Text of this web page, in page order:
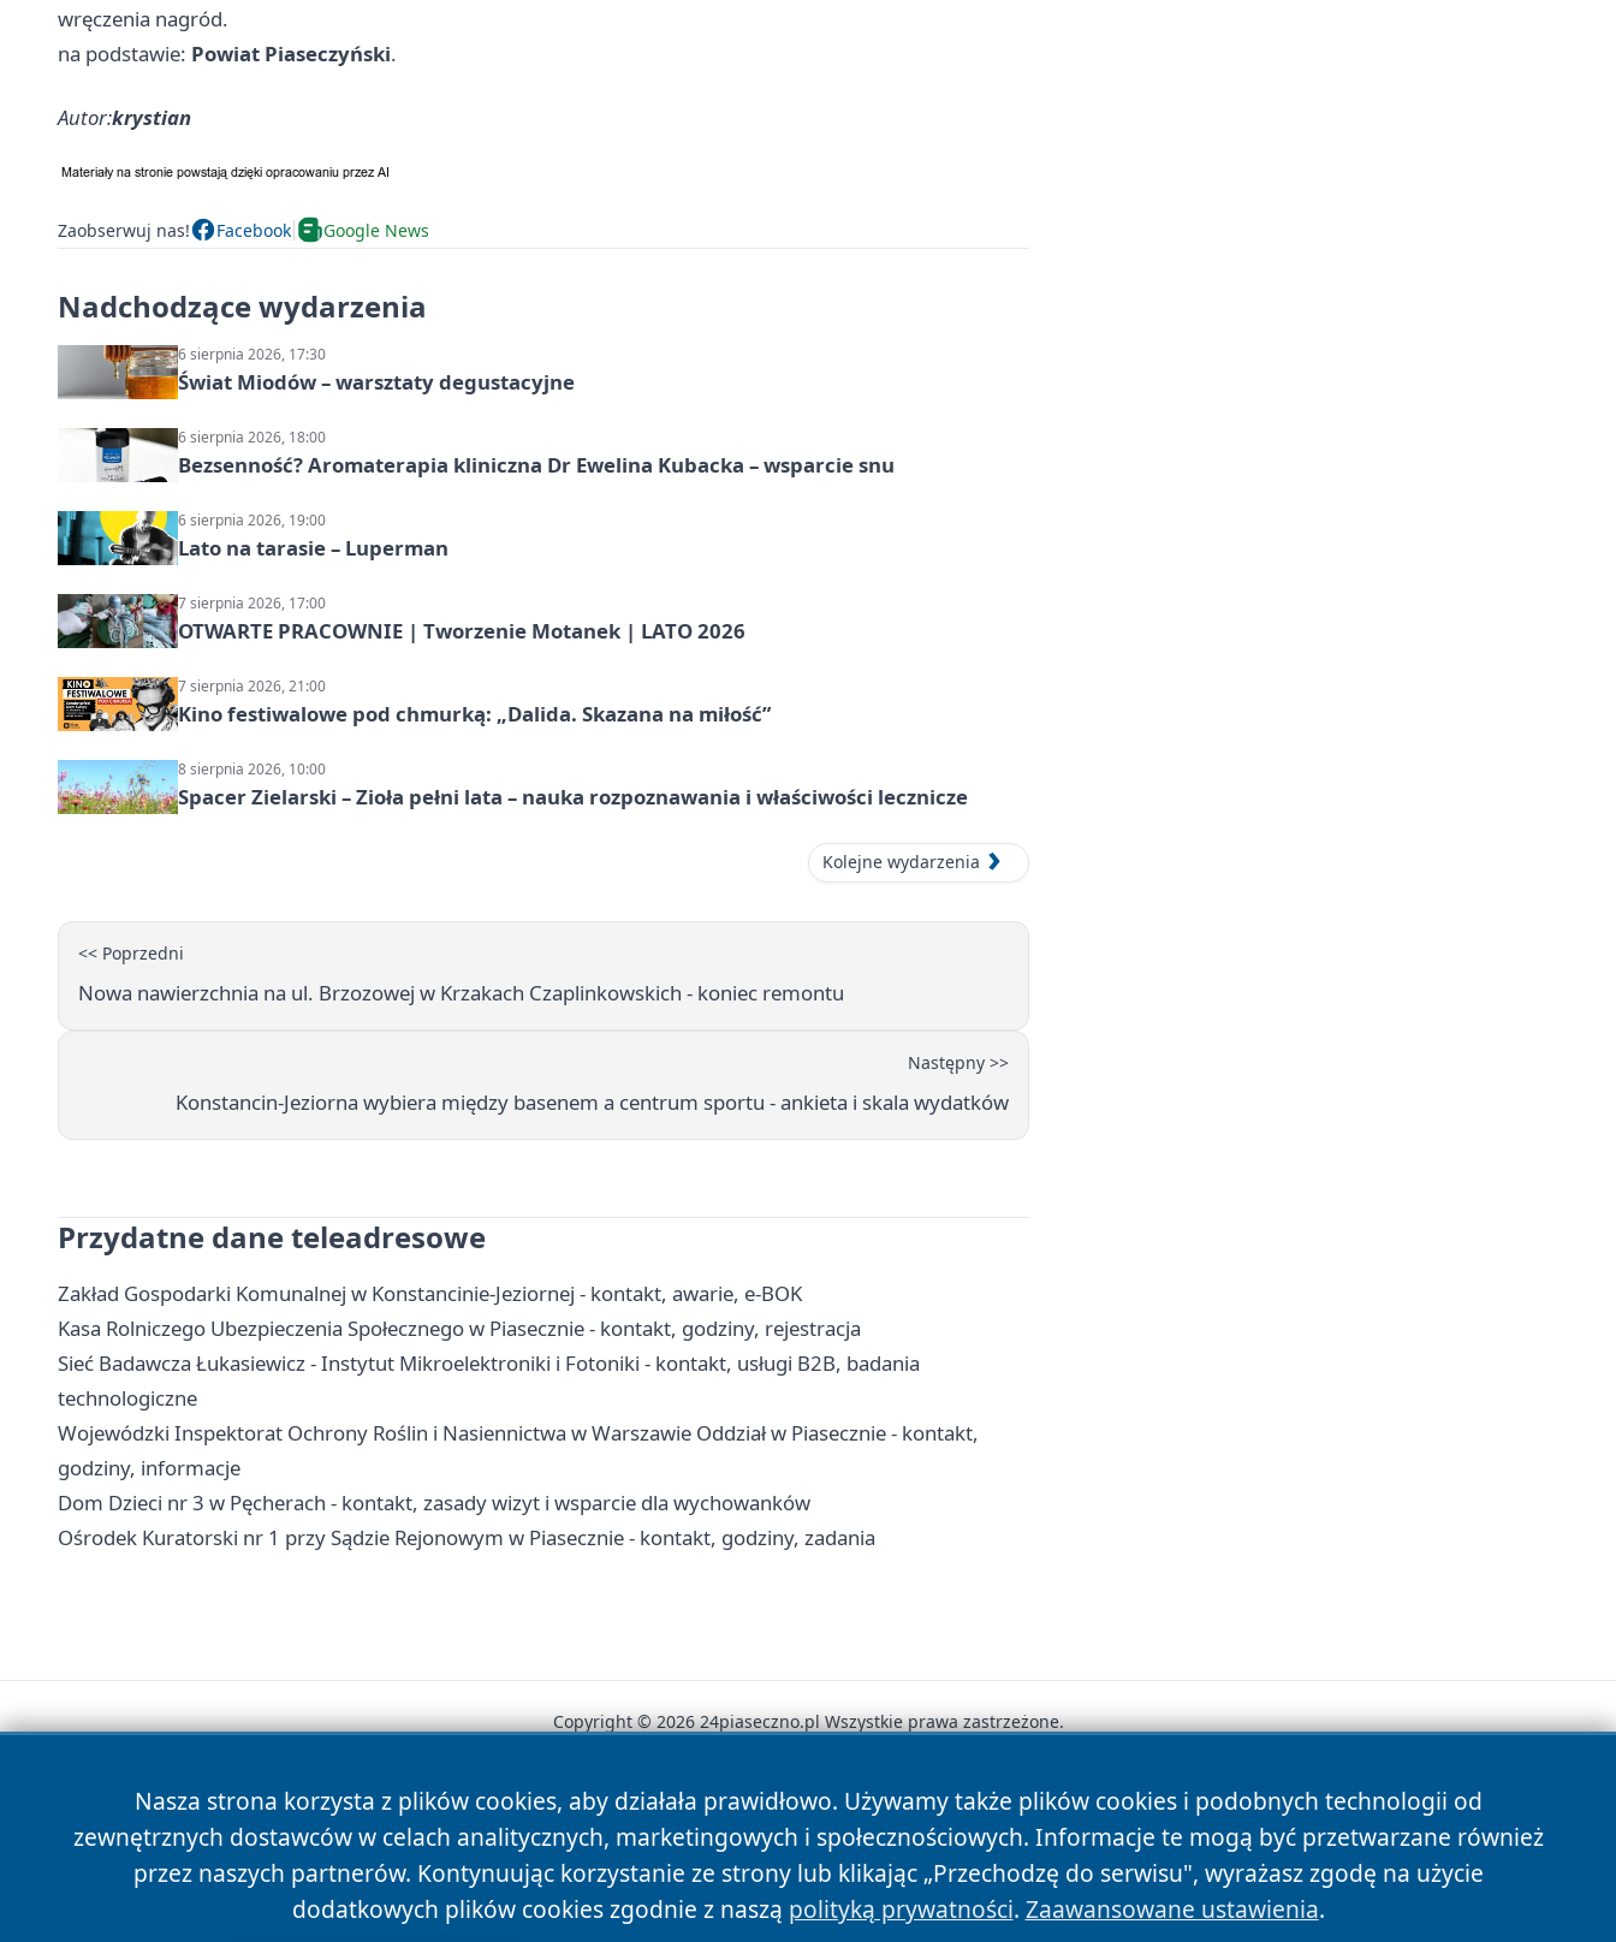
wręczenia nagród.
na podstawie: Powiat Piaseczyński.
Autor:krystian
Zaobserwuj nas! Facebook Google News
Nadchodzące wydarzenia
6 sierpnia 2026, 17:30
Świat Miodów – warsztaty degustacyjne
6 sierpnia 2026, 18:00
Bezsenność? Aromaterapia kliniczna Dr Ewelina Kubacka – wsparcie snu
6 sierpnia 2026, 19:00
Lato na tarasie – Luperman
7 sierpnia 2026, 17:00
OTWARTE PRACOWNIE | Tworzenie Motanek | LATO 2026
7 sierpnia 2026, 21:00
Kino festiwalowe pod chmurką: „Dalida. Skazana na miłość”
8 sierpnia 2026, 10:00
Spacer Zielarski – Zioła pełni lata – nauka rozpoznawania i właściwości lecznicze
Kolejne wydarzenia
<< Poprzedni
Nowa nawierzchnia na ul. Brzozowej w Krzakach Czaplinkowskich - koniec remontu
Następny >>
Konstancin-Jeziorna wybiera między basenem a centrum sportu - ankieta i skala wydatków
Przydatne dane teleadresowe
Zakład Gospodarki Komunalnej w Konstancinie-Jeziornej - kontakt, awarie, e-BOK
Kasa Rolniczego Ubezpieczenia Społecznego w Piasecznie - kontakt, godziny, rejestracja
Sieć Badawcza Łukasiewicz - Instytut Mikroelektroniki i Fotoniki - kontakt, usługi B2B, badania
technologiczne
Wojewódzki Inspektorat Ochrony Roślin i Nasiennictwa w Warszawie Oddział w Piasecznie - kontakt,
godziny, informacje
Dom Dzieci nr 3 w Pęcherach - kontakt, zasady wizyt i wsparcie dla wychowanków
Ośrodek Kuratorski nr 1 przy Sądzie Rejonowym w Piasecznie - kontakt, godziny, zadania
Nasza strona korzysta z plików cookies, aby działała prawidłowo. Używamy także plików cookies i podobnych technologii od
zewnętrznych dostawców w celach analitycznych, marketingowych i społecznościowych. Informacje te mogą być przetwarzane również
przez naszych partnerów. Kontynuując korzystanie ze strony lub klikając „Przechodzę do serwisu", wyrażasz zgodę na użycie
dodatkowych plików cookies zgodnie z naszą polityką prywatności. Zaawansowane ustawienia.
Copyright © 2026 24piaseczno.pl Wszystkie prawa zastrzeżone.
News Autorzy Polityka Prywatności Polityka Cookies